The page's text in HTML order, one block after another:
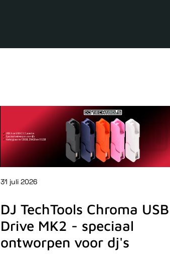
31 juli 2026
DJ TechTools Chroma USB
Drive MK2 - speciaal
ontworpen voor dj's